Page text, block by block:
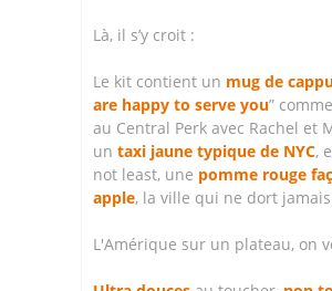
Là, il s’y croit :
Le kit contient un mug de
are happy to serve you”
au Central Perk avec Rachel et
un taxi jaune typique de NYC,
not least, une pomme rouge
apple, la ville qui ne dort
L'Amérique sur un plateau, on